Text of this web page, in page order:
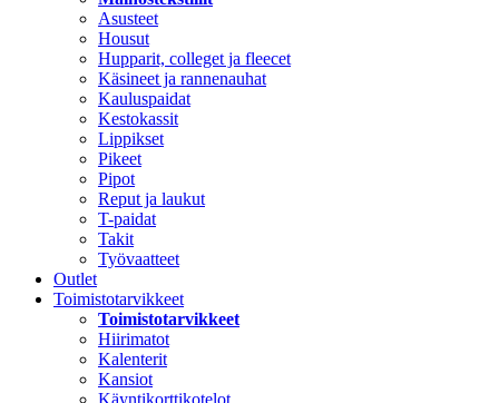
Asusteet
Housut
Hupparit, colleget ja fleecet
Käsineet ja rannenauhat
Kauluspaidat
Kestokassit
Lippikset
Pikeet
Pipot
Reput ja laukut
T-paidat
Takit
Työvaatteet
Outlet
Toimistotarvikkeet
Toimistotarvikkeet
Hiirimatot
Kalenterit
Kansiot
Käyntikorttikotelot